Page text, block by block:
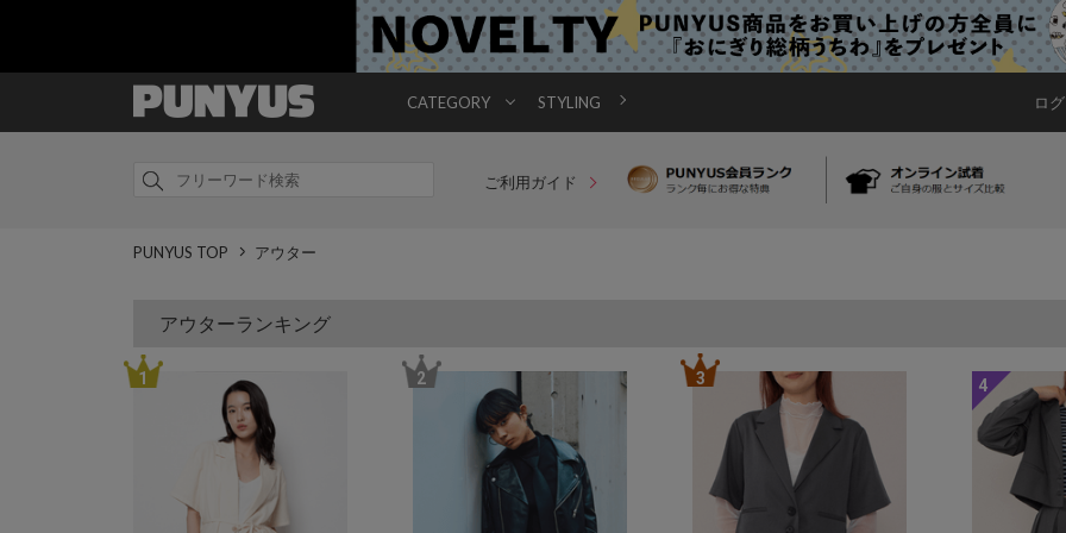
CATEGORY STYLING ロ
ご利用ガイド
PUNYUS TOP アウター
アウターランキング
1 2 3 4